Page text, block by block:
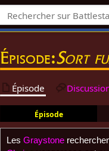
Épisode:Sort
Épisode
Épisode
Les Graystone